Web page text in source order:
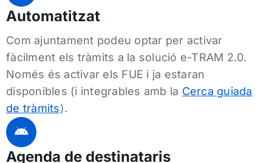
Automatitzat
Com ajuntament podeu optar per activar
fàcilment els tràmits a la solució e-TRAM 2.0.
Només és activar els FUE i ja estaran
disponibles (i integrables amb la Cerca guiada
de tràmits).
Agenda de destinataris